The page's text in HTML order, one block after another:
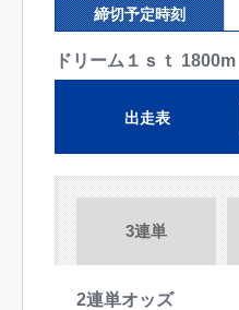
締切予定時刻
ドリーム１ｓｔ 1800m
出走表
3連単
2連単オッズ